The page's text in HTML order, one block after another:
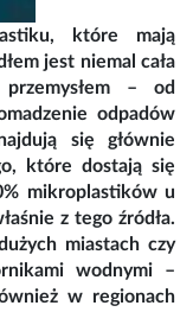
które mają
jest niemal cała
przemysłem – od
odpadów
się głównie
które dostają się
mikroplastików u
z tego źródła.
miastach czy
wodnymi –
w regionach